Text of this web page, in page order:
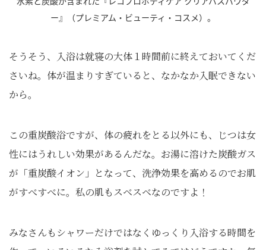
ー』（プレミアム・ビューティ・コスメ）。
そうそう、入浴は就寝の大体１時間前に終えておいてくだ
さいね。体が温まりすぎていると、なかなか入眠できない
から。
この重炭酸浴ですが、体の疲れをとる以外にも、じつは女
性にはうれしい効果があるんだな。お湯に溶けた炭酸ガス
が「重炭酸イオン」となって、洗浄効果を高めるのでお肌
がすべすべに。私の肌もスベスベなのですよ！
みなさんもシャワーだけではなくゆっくり入浴する時間を